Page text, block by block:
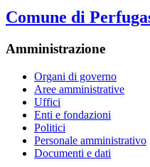
Comune di
Amministrazione
Organi di governo
Aree amministrative
Uffici
Enti e fondazioni
Politici
Personale amministrativo
Documenti e dati